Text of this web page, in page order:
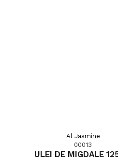
Al Jasmine
00013
ULEI DE MIGDALE